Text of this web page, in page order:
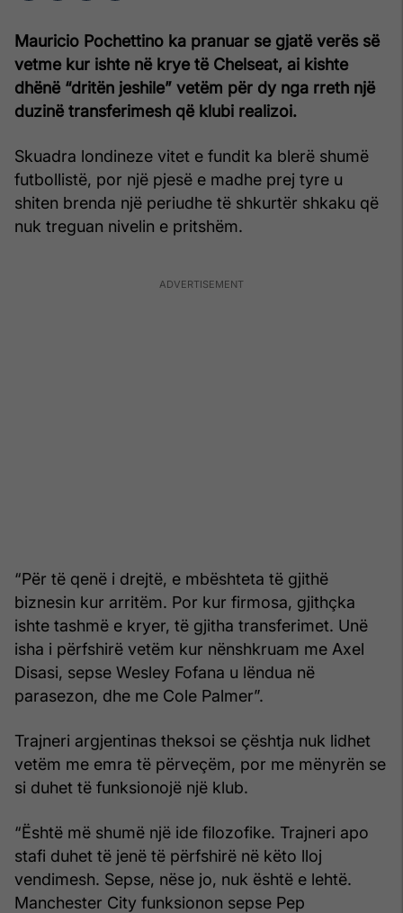
Mauricio Pochettino ka pranuar se gjatë verës së
vetme kur ishte në krye të Chelseat, ai kishte
dhënë “dritën jeshile” vetëm për dy nga rreth një
duzinë transferimesh që klubi realizoi.
Skuadra londineze vitet e fundit ka blerë shumë
futbollistë, por një pjesë e madhe prej tyre u
shiten brenda një periudhe të shkurtër shkaku që
nuk treguan nivelin e pritshëm.
“Për të qenë i drejtë, e mbështeta të gjithë
biznesin kur arritëm. Por kur firmosa, gjithçka
ishte tashmë e kryer, të gjitha transferimet. Unë
isha i përfshirë vetëm kur nënshkruam me Axel
Disasi, sepse Wesley Fofana u lëndua në
parasezon, dhe me Cole Palmer”.
Trajneri argjentinas theksoi se çështja nuk lidhet
vetëm me emra të përveçëm, por me mënyrën se
si duhet të funksionojë një klub.
“Është më shumë një ide filozofike. Trajneri apo
stafi duhet të jenë të përfshirë në këto lloj
vendimesh. Sepse, nëse jo, nuk është e lehtë.
Manchester City funksionon sepse Pep